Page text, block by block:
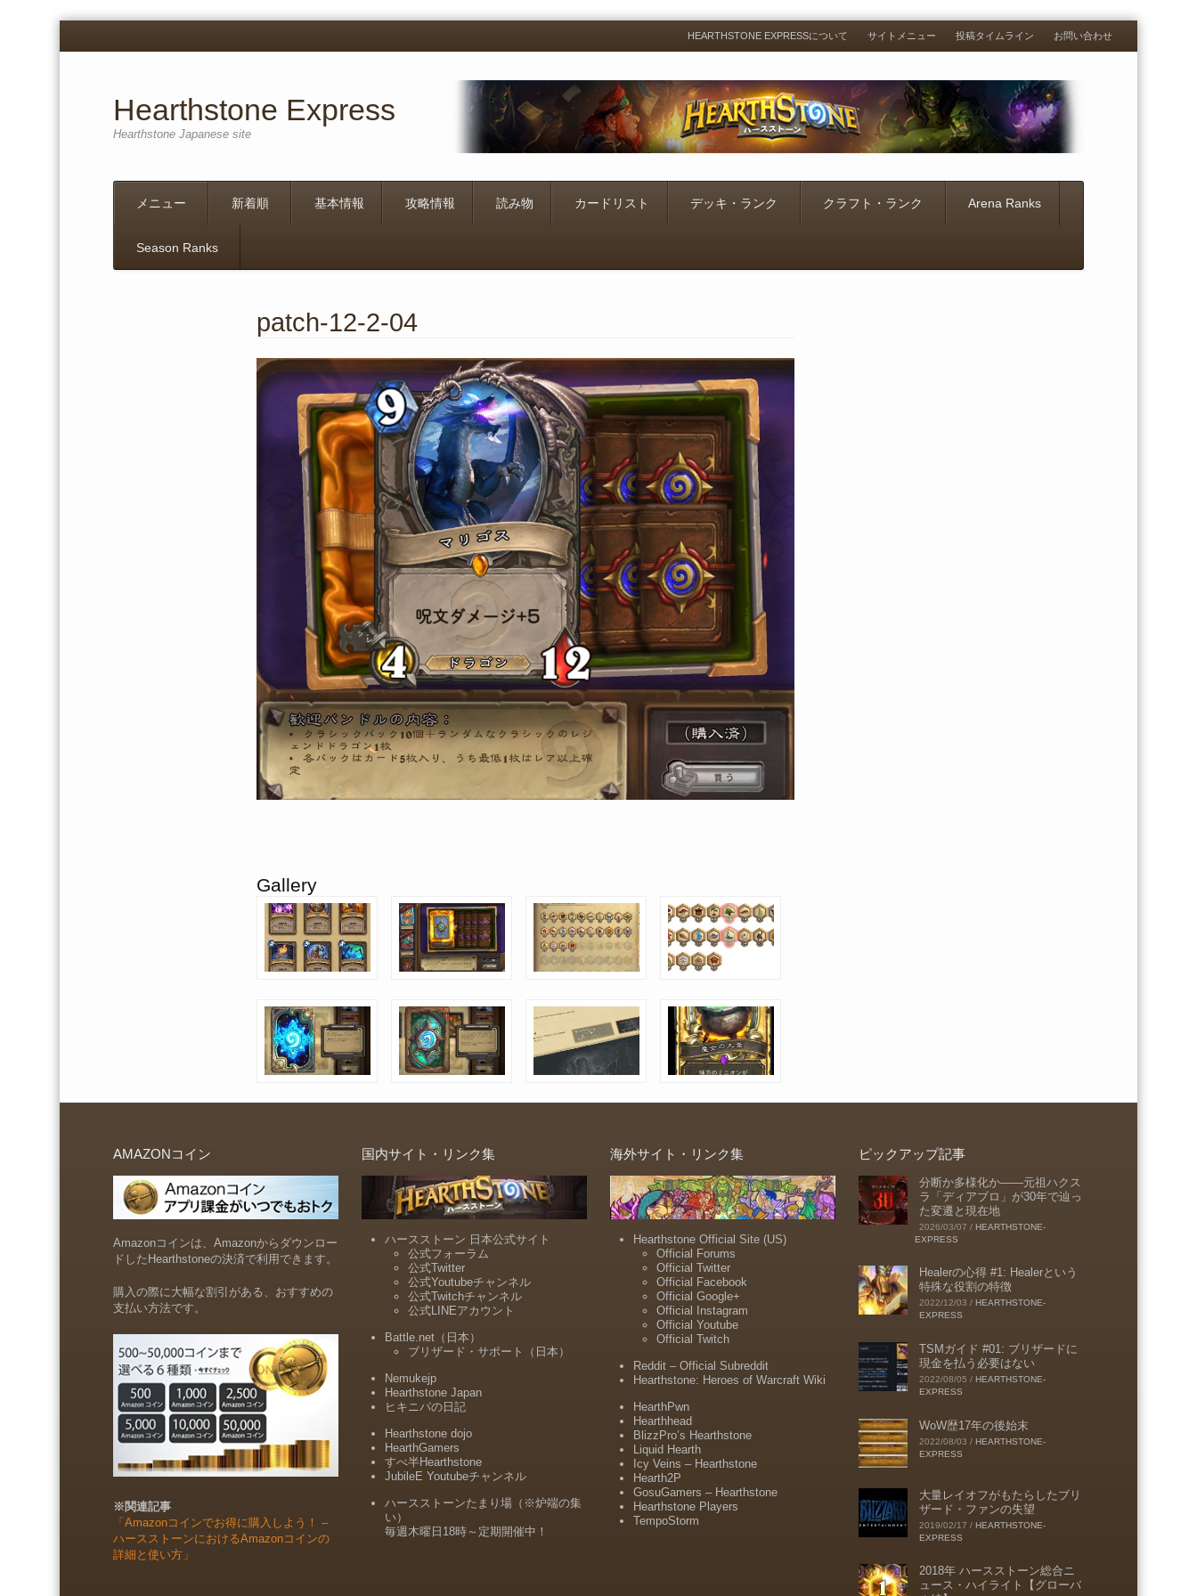
Menu
Skip
to
HEARTHSTONE EXPRESSについて サイトメニュー 投稿タイムライン お問い合わせ
Hearthstone Express
Hearthstone Japanese site
メニュー 新着順 基本情報 攻略情報 読み物 カードリスト デッキ・ランク クラフト・ランク Arena Ranks
Season Ranks
patch-12-2-04
Gallery
AMAZONコイン
Amazonコインは、Amazonからダウンロー
ドしたHearthstoneの決済で利用できます。
購入の際に大幅な割引がある、おすすめの
支払い方法です。
※関連記事
「Amazonコインでお得に購入しよう！ –
ハースストーンにおけるAmazonコインの
詳細と使い方」
国内サイト・リンク集
ハースストーン 日本公式サイト
公式フォーラム
公式Twitter
公式Youtubeチャンネル
公式Twitchチャンネル
公式LINEアカウント
Battle.net（日本）
ブリザード・サポート（日本）
Nemukejp
Hearthstone Japan
ヒキニパの日記
Hearthstone dojo
HearthGamers
すべ半Hearthstone
JubileE Youtubeチャンネル
ハースストーンたまり場（※炉端の集
い）
毎週木曜日18時～定期開催中！
海外サイト・リンク集
Hearthstone Official Site (US)
Official Forums
Official Twitter
Official Facebook
Official Google+
Official Instagram
Official Youtube
Official Twitch
Reddit – Official Subreddit
Hearthstone: Heroes of Warcraft Wiki
HearthPwn
Hearthhead
BlizzPro’s Hearthstone
Liquid Hearth
Icy Veins – Hearthstone
Hearth2P
GosuGamers – Hearthstone
Hearthstone Players
TempoStorm
ピックアップ記事
分断か多様化か――元祖ハクス
ラ「ディアブロ」が30年で辿っ
た変遷と現在地
2026/03/07 / HEARTHSTONE-
EXPRESS
Healerの心得 #1: Healerという
特殊な役割の特徴
2022/12/03 / HEARTHSTONE-
EXPRESS
TSMガイド #01: ブリザードに
現金を払う必要はない
2022/08/05 / HEARTHSTONE-
EXPRESS
WoW歴17年の後始末
2022/08/03 / HEARTHSTONE-
EXPRESS
大量レイオフがもたらしたブリ
ザード・ファンの失望
2019/02/17 / HEARTHSTONE-
EXPRESS
2018年 ハースストーン総合ニ
ュース・ハイライト【グローバ